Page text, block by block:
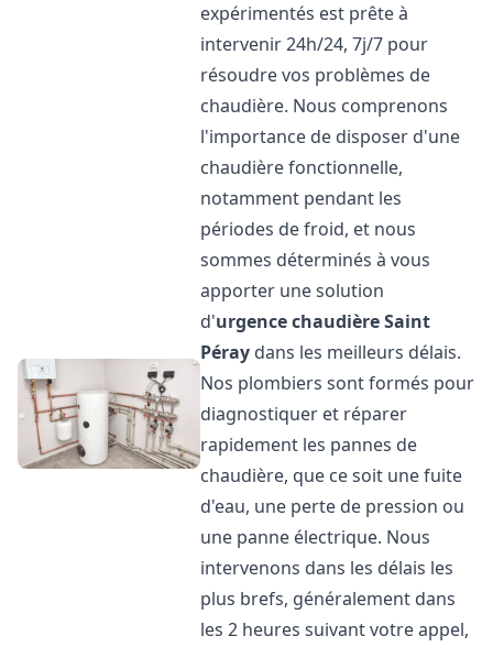
expérimentés est prête à
intervenir 24h/24, 7j/7 pour
résoudre vos problèmes de
chaudière. Nous comprenons
l'importance de disposer d'une
chaudière fonctionnelle,
notamment pendant les
périodes de froid, et nous
sommes déterminés à vous
apporter une solution
d'urgence chaudièreSaint
Péray dans les meilleurs délais.
Nos plombiers sont formés pour
diagnostiquer et réparer
rapidement les pannes de
chaudière, que ce soit une fuite
d'eau, une perte de pression ou
une panne électrique. Nous
intervenons dans les délais les
plus brefs, généralement dans
les 2 heures suivant votre appel,